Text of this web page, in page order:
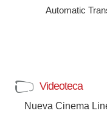
Automatic
Videoteca
Nueva Cinema